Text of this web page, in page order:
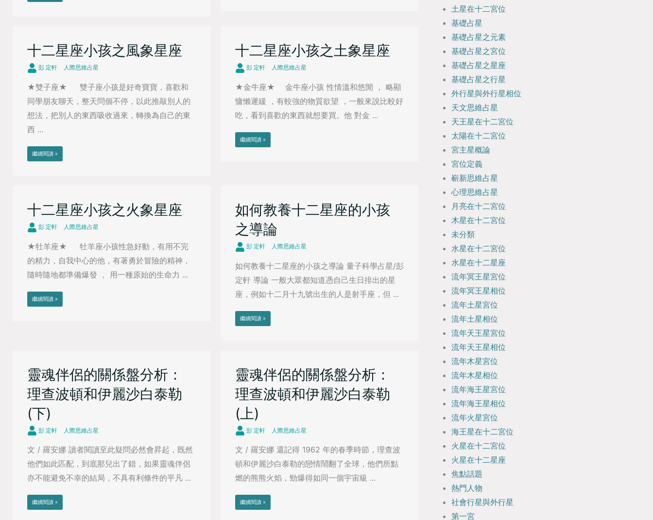
十二星座小孩之風象星座
彭 定軒 人際思維占星
★雙子座★ 雙子座小孩是好奇寶寶，喜歡和
同學朋友聊天，整天問個不停，以此推敲別人的
想法，把別人的東西吸收過來，轉換為自己的東
西 ...
繼續閱讀 »
十二星座小孩之土象星座
彭 定軒 人際思維占星
★金牛座★ 金牛座小孩 性情溫和悠閒 ， 略顯
慵懶遲緩 ，有較強的物質欲望 ，一般來說比較好
吃，看到喜歡的東西就想要買。他 對金 ...
繼續閱讀 »
十二星座小孩之火象星座
彭 定軒 人際思維占星
★牡羊座★ 牡羊座小孩性急好動，有用不完
的精力，自我中心的他，有著勇於冒險的精神，
隨時隨地都準備爆發 ， 用一種原始的生命力 ...
繼續閱讀 »
如何教養十二星座的小孩
之導論
彭 定軒 人際思維占星
如何教養十二星座的小孩之導論 量子科學占星/彭
定軒 導論 一般大眾都知道憑自己生日排出的星
座，例如十二月十九號出生的人是射手座，但 ...
繼續閱讀 »
靈魂伴侶的關係盤分析：
理查波頓和伊麗沙白泰勒
(下)
彭 定軒 人際思維占星
文 / 羅安娜 讀者閱讀至此疑問必然會昇起，既然
他們如此匹配，到底那兒出了錯，如果靈魂伴侶
亦不能避免不幸的結局，不具有利條件的平凡 ...
繼續閱讀 »
靈魂伴侶的關係盤分析：
理查波頓和伊麗沙白泰勒
(上)
彭 定軒 人際思維占星
文 / 羅安娜 還記得 1962 年的春季時節，理查波
頓和伊麗沙白泰勒的戀情鬧翻了全球，他們所點
燃的熊熊火焰，勁爆得如同一個宇宙級 ...
繼續閱讀 »
土星在十二宮位
基礎占星
基礎占星之元素
基礎占星之宮位
基礎占星之星座
基礎占星之行星
外行星與外行星相位
天文思維占星
天王星在十二宮位
太陽在十二宮位
宮主星概論
宮位定義
嶄新思維占星
心理思維占星
月亮在十二宮位
木星在十二宮位
未分類
水星在十二宮位
水星在十二星座
流年冥王星宮位
流年冥王星相位
流年土星宮位
流年土星相位
流年天王星宮位
流年天王星相位
流年木星宮位
流年木星相位
流年海王星宮位
流年海王星相位
流年火星宮位
海王星在十二宮位
火星在十二宮位
火星在十二星座
焦點話題
熱門人物
社會行星與外行星
第一宮